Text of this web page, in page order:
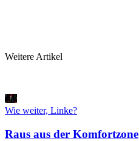
Weitere Artikel
Wie weiter, Linke?
Raus aus der Komfortzone